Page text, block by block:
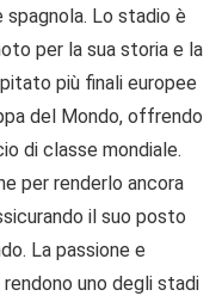
Lo stadio è
per la sua storia e la
più finali europee
del Mondo, offrendo
di classe mondiale.
per renderlo ancora
il suo posto
La passione e
uno degli stadi